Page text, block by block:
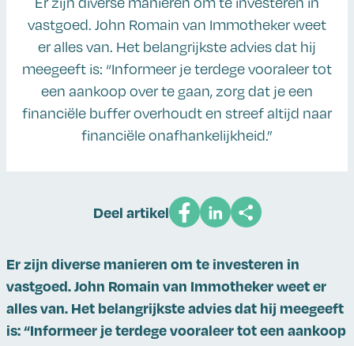
vastgoed. John Romain van Immotheker weet
er alles van. Het belangrijkste advies dat hij
meegeeft is: “Informeer je terdege vooraleer tot
een aankoop over te gaan, zorg dat je een
financiële buffer overhoudt en streef altijd naar
financiële onafhankelijkheid.”
Deel artikel
Er zijn diverse manieren om te investeren in
vastgoed. John Romain van Immotheker weet er
alles van. Het belangrijkste advies dat hij meegeeft
is: “Informeer je terdege vooraleer tot een aankoop